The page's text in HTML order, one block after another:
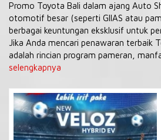
Promo Toyota Bali dalam ajang Auto
otomotif besar (seperti GIIAS atau
berbagai keuntungan eksklusif untuk
Jika Anda mencari penawaran terbaik
adalah rincian program pameran,
selengkapnya